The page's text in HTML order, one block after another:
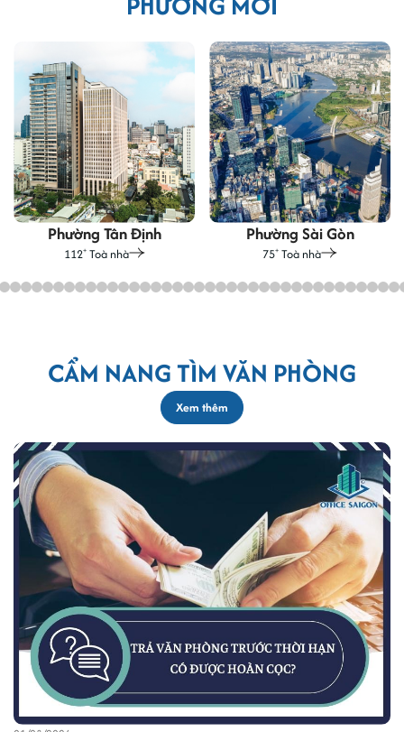
Tân Định Phường Sài Gòn Phường
CẨM NANG TÌM VĂN PHÒNG
Xem thêm